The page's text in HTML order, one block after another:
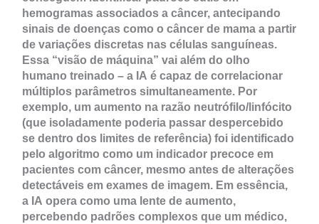
hemogramas associados a câncer, antecipando
sinais de doenças como o câncer de mama a partir
de variações discretas nas células sanguíneas.
Essa “visão de máquina” vai além do olho
humano treinado – a IA é capaz de correlacionar
múltiplos parâmetros simultaneamente. Por
exemplo, um aumento na razão neutrófilo/linfócito
(que isoladamente poderia passar despercebido
se dentro dos limites de referência) foi identificado
pelo algoritmo como um indicador precoce em
pacientes com câncer, mesmo antes de alterações
detectáveis em exames de imagem. Em essência,
a IA opera como uma lente de aumento,
percebendo padrões complexos que um médico,